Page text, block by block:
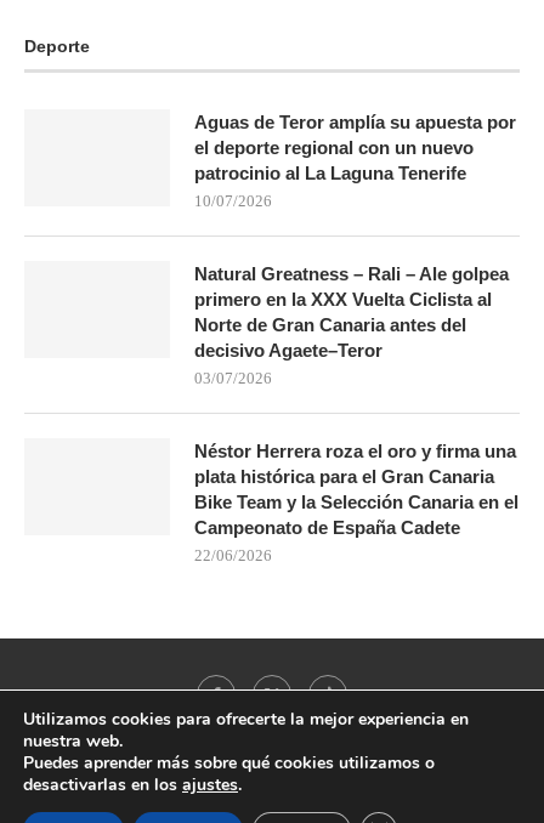
Deporte
Aguas de Teror amplía su apuesta por
el deporte regional con un nuevo
patrocinio al La Laguna Tenerife
10/07/2026
Natural Greatness – Rali – Ale golpea
primero en la XXX Vuelta Ciclista al
Norte de Gran Canaria antes del
decisivo Agaete–Teror
03/07/2026
Néstor Herrera roza el oro y firma una
plata histórica para el Gran Canaria
Bike Team y la Selección Canaria en el
Campeonato de España Cadete
22/06/2026
@2021 - All Right Reserved. Designed and Developed by
Utilizamos cookies para ofrecerte la mejor experiencia en
nuestra web.
Puedes aprender más sobre qué cookies utilizamos o
desactivarlas en los ajustes.